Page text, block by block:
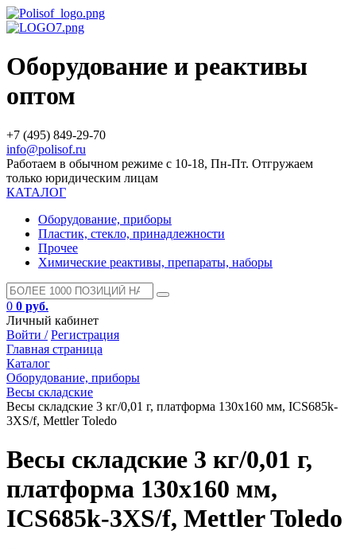
Оборудование и реактивы
оптом
+7 (495) 849-29-70
info@polisof.ru
Работаем в обычном режиме с 10-18, Пн-Пт. Отгружаем
только юридическим лицам
КАТАЛОГ
Оборудование, приборы
Пластик, стекло, принадлежности
Прочее
Химические реактивы, препараты, наборы
0 0 руб.
Личный кабинет
Войти / Регистрация
Главная страница
Каталог
Оборудование, приборы
Весы складские
Весы складские 3 кг/0,01 г, платформа 130х160 мм, ICS685k-
3XS/f, Mettler Toledo
Весы складские 3 кг/0,01 г,
платформа 130х160 мм,
ICS685k-3XS/f, Mettler Toledo